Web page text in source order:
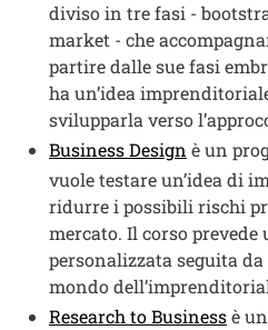
diviso in tre fasi -
market - che
partire dalle sue fasi
ha un’idea
svilupparla verso
Business Design Apri il
è un
vuole testare un’idea di
ridurre i possibili rischi
mercato. Il corso
personalizzata seguita
mondo
Research to BusinessApri
è